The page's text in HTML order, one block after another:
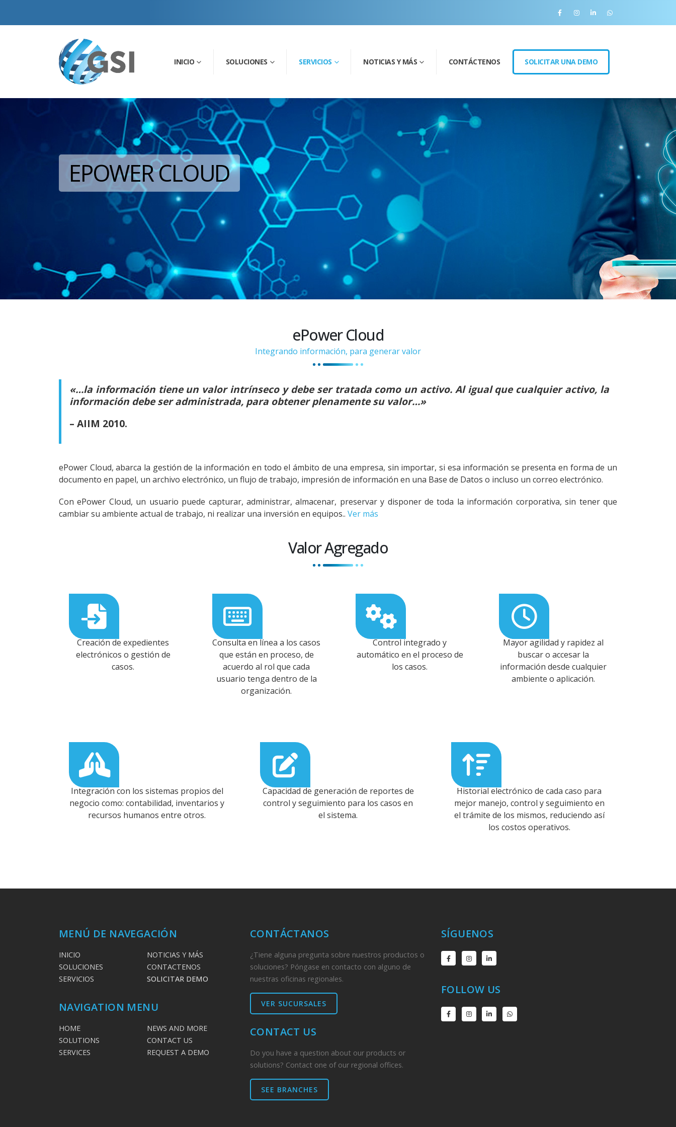
INICIO SOLUCIONES SERVICIOS NOTICIAS Y MÁS CONTÁCTENOS SOLICITAR UNA DEMO
EPOWER CLOUD
ePower Cloud
Integrando información, para generar valor
«…la información tiene un valor intrínseco y debe ser tratada como un activo. Al igual que cualquier activo, la
información debe ser administrada, para obtener plenamente su valor…»
– AIIM 2010.
ePower Cloud, abarca la gestión de la información en todo el ámbito de una empresa, sin importar, si esa información se presenta en forma de un
documento en papel, un archivo electrónico, un flujo de trabajo, impresión de información en una Base de Datos o incluso un correo electrónico.
Con ePower Cloud, un usuario puede capturar, administrar, almacenar, preservar y disponer de toda la información corporativa, sin tener que
cambiar su ambiente actual de trabajo, ni realizar una inversión en equipos.. Ver más
Valor Agregado
Creación de expedientes
electrónicos o gestión de
casos.
Consulta en línea a los casos
que están en proceso, de
acuerdo al rol que cada
usuario tenga dentro de la
organización.
Control integrado y
automático en el proceso de
los casos.
Mayor agilidad y rapidez al
buscar o accesar la
información desde cualquier
ambiente o aplicación.
Integración con los sistemas propios del
negocio como: contabilidad, inventarios y
recursos humanos entre otros.
Capacidad de generación de reportes de
control y seguimiento para los casos en
el sistema.
Historial electrónico de cada caso para
mejor manejo, control y seguimiento en
el trámite de los mismos, reduciendo así
los costos operativos.
MENÚ DE NAVEGACIÓN
INICIO
SOLUCIONES
SERVICIOS
NOTICIAS Y MÁS
CONTACTENOS
SOLICITAR DEMO
NAVIGATION MENU
HOME
SOLUTIONS
SERVICES
NEWS AND MORE
CONTACT US
REQUEST A DEMO
CONTÁCTANOS
¿Tiene alguna pregunta sobre nuestros productos o
soluciones? Póngase en contacto con alguno de
nuestras oficinas regionales.
VER SUCURSALES
CONTACT US
Do you have a question about our products or
solutions? Contact one of our regional offices.
SEE BRANCHES
SÍGUENOS
FOLLOW US